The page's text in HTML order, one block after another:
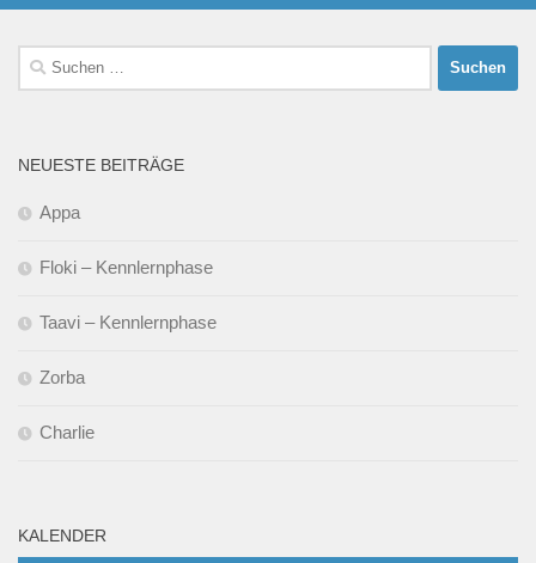
Suchen
nach:
NEUESTE BEITRÄGE
Appa
Floki – Kennlernphase
Taavi – Kennlernphase
Zorba
Charlie
KALENDER